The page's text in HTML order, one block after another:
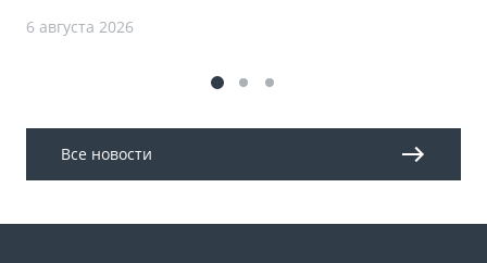
6 августа 2026
Все новости